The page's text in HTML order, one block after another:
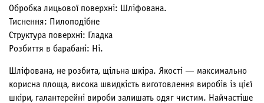
Обробка лицьової поверхні: Шліфована.
Тиснення: Пилоподібне
Структура поверхні: Гладка
Розбиття в барабані: Ні.
Шліфована, не розбита, щільна шкіра. Якості — максимально
корисна площа, висока швидкість виготовлення виробів із цієї
шкіри, галантерейні вироби залишать одяг чистим. Найчастіше